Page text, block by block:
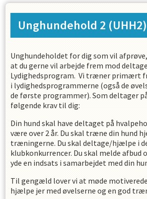
Unghundehold 2 (UHH2)
Unghundeholdet for dig som vil
at du gerne vil arbejde frem mod
Lydighedsprogram. Vi træner primært
i lydighedsprogrammerne (også de
de første programmer). Som deltager
følgende krav til dig:
Din hund skal have deltaget på
være over 2 år. Du skal træne din hund
træningerne. Du skal deltage/hjælpe i
klubkonkurrencer. Du skal melde
yde en indsats i samarbejdet med din
Til gengæld lover vi at møde
hjælpe jer med øvelserne og en god